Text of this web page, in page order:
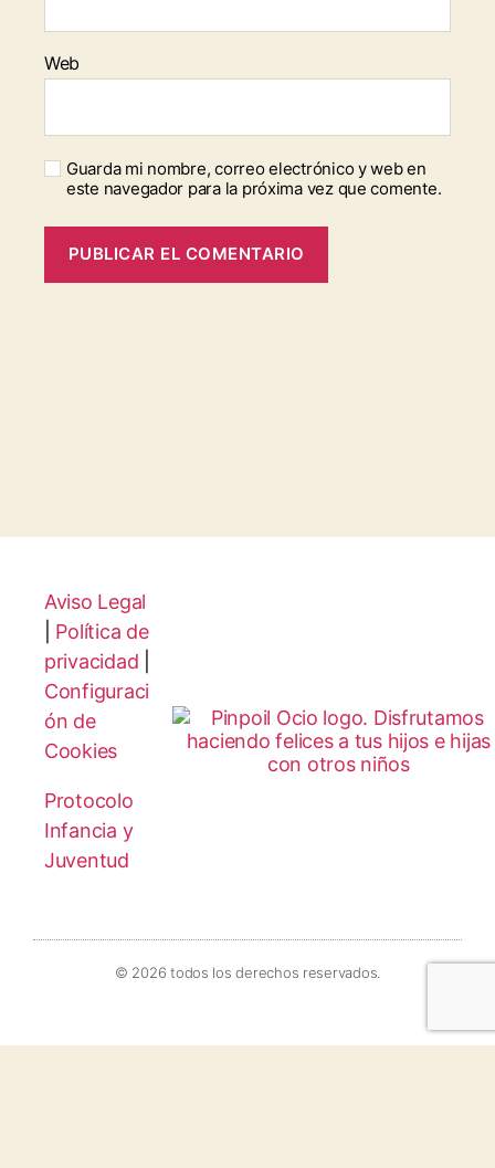
Web
Guarda mi nombre, correo electrónico y web en
este navegador para la próxima vez que comente.
Aviso Legal
Política de
privacidad
Configuraci
ón de
Cookies
Protocolo
Infancia y
Juventud
© 2026 todos los derechos reservados.